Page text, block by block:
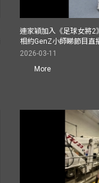
連家穎加入《足球女將
相約GenZ小師睇節目直
2026-03-11
More